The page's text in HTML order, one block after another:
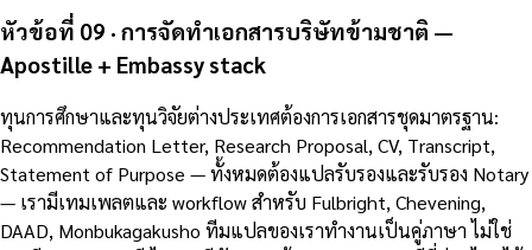
หัวข้อที่ 09 · การจัดทำเอกสารบริษัทข้ามชาติ —
Apostille + Embassy stack
ทุนการศึกษาและทุนวิจัยต่างประเทศต้องการเอกสารชุดมาตรฐาน:
Recommendation Letter, Research Proposal, CV, Transcript,
Statement of Purpose — ทั้งหมดต้องแปลรับรองและรับรอง Notary
— เรามีเทมเพลตและ workflow สำหรับ Fulbright, Chevening,
DAAD, Monbukagakusho ทีมแปลของเราทำงานเป็นคู่ภาษา ไม่ใช่